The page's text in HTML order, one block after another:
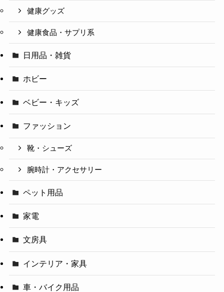
健康グッズ
健康食品・サプリ系
日用品・雑貨
ホビー
ベビー・キッズ
ファッション
靴・シューズ
腕時計・アクセサリー
ペット用品
家電
文房具
インテリア・家具
車・バイク用品